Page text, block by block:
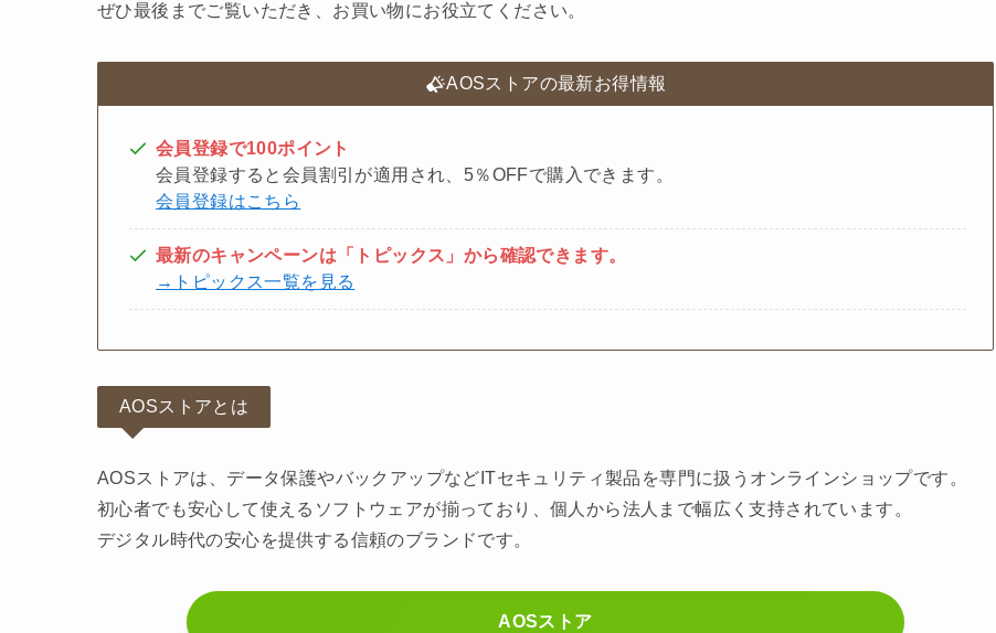
ぜひ最後までご覧いただき、お買い物にお役立てください。
AOSストアの最新お得情報
会員登録で100ポイント
会員登録すると会員割引が適用され、5％OFFで購入できます。
会員登録はこちら
最新のキャンペーンは「トピックス」から確認できます。
→トピックス一覧を見る
AOSストアとは
AOSストアは、データ保護やバックアップなどITセキュリティ製品を専門に扱うオンラインショップです。
初心者でも安心して使えるソフトウェアが揃っており、個人から法人まで幅広く支持されています。
デジタル時代の安心を提供する信頼のブランドです。
AOSストア